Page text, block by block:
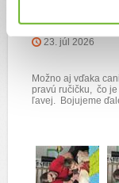
Emmka
ručičku
23. júl 2026
Možno aj vďaka
pravú ručičku, čo
ľavej. Bojujeme